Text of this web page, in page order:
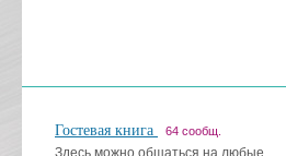
Гостевая книга 64 сообщ.
Здесь можно общаться на любые